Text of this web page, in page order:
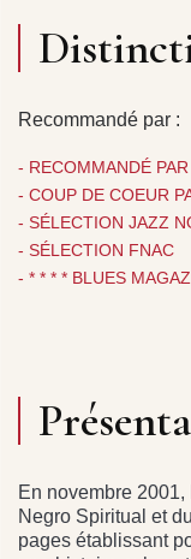
Recommandé par :
- RECOMMANDÉ
- COUP DE COEUR
- SÉLECTION JAZZ
- SÉLECTION FNAC
- * * * * BLUES
En novembre
Negro Spiritual et
pages établissant